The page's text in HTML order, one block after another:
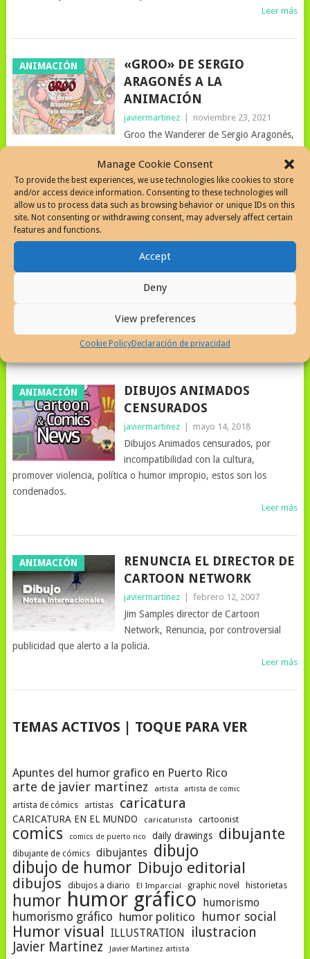
Manage Cookie Consent
To provide the best experiences, we use technologies like cookies to store
and/or access device information. Consenting to these technologies will
allow us to process data such as browsing behavior or unique IDs on this
site. Not consenting or withdrawing consent, may adversely affect certain
features and functions.
Accept
Deny
View preferences
Cookie PolicyDeclaración de privacidad
Leer más
ANIMACIÓN
«GROO» DE SERGIO
ARAGONÉS A LA
ANIMACIÓN
javiermartinez noviembre 23, 2021
Groo the Wanderer de Sergio Aragonés,
DidI Err Productions de Josh Jones
Leer más
PROTAGONISMO
javiermartinez | febrero 13, 2020
Labor del caricaturista y de la caricatura,
protagonista destacada de anuncio de la
aseguradora Liberty Mutual.
Leer más
ANIMACIÓN
DIBUJOS ANIMADOS
CENSURADOS
javiermartinez mayo 14, 2018
Dibujos Animados censurados, por
incompatibilidad con la cultura,
promover violencia, política o humor impropio, estos son los
condenados.
Leer más
ANIMACIÓN
RENUNCIA EL DIRECTOR DE
CARTOON NETWORK
javiermartinez febrero 12, 2007
Jim Samples director de Cartoon
Network, Renuncia, por controversial
publicidad que alerto a la policia.
Leer más
NAVEGACIÓN
TEMAS ACTIVOS | TOQUE PARA VER
Apuntes del humor grafico en Puerto Rico
arte de javier martinez artista artista de comic
artista de cómics artistas caricatura
CARICATURA EN EL MUNDO caricaturista cartoonist
comics comics de puerto rico daily drawings dibujante
dibujante de cómics dibujantes dibujo
dibujo de humor Dibujo editorial
dibujos dibujos a diario El Imparcial graphic novel historietas
humor humor gráfico humorismo
humorismo gráfico humor politico humor social
Humor visual ILLUSTRATION
ilustracion
Javier Martinez
Javier Martinez artista